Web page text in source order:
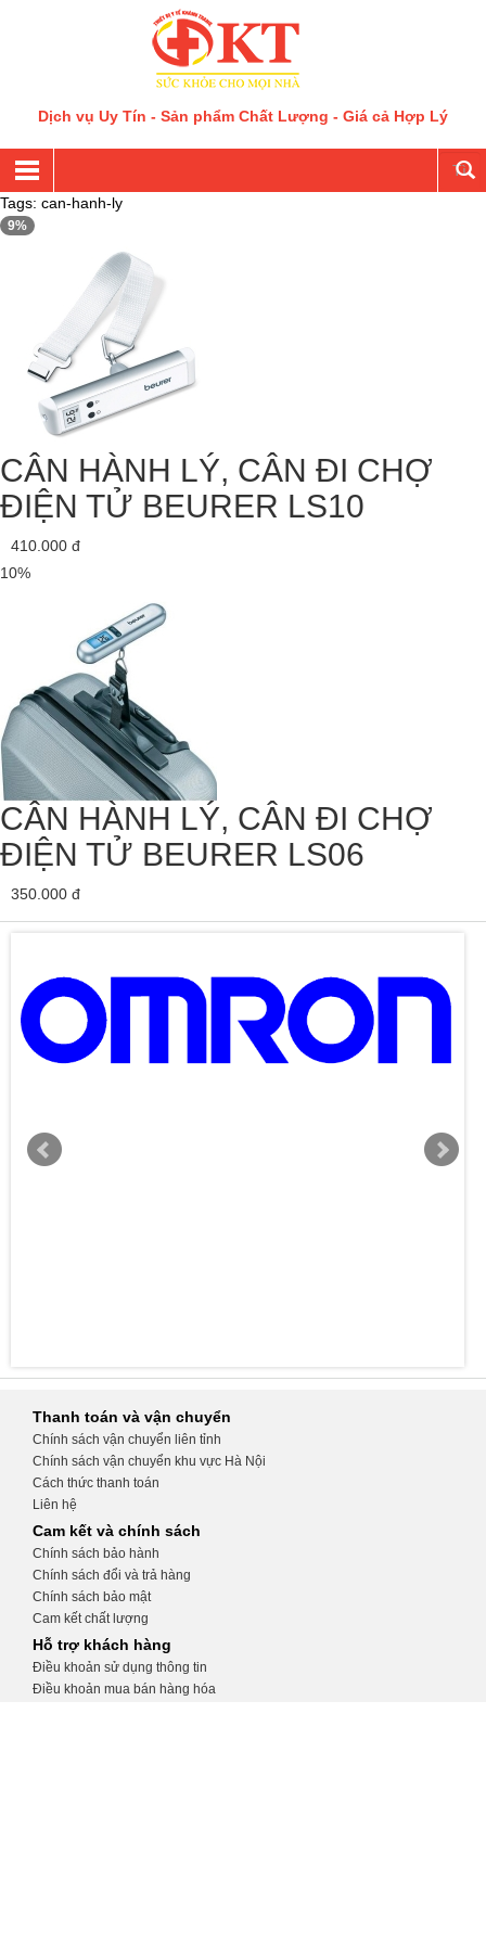
Dịch vụ Uy Tín - Sản phẩm Chất Lượng - Giá cả Hợp Lý
Tags: can-hanh-ly
9%
CÂN HÀNH LÝ, CÂN ĐI CHỢ
ĐIỆN TỬ BEURER LS10
410.000 đ
10%
CÂN HÀNH LÝ, CÂN ĐI CHỢ
ĐIỆN TỬ BEURER LS06
350.000 đ
Thanh toán và vận chuyển
Chính sách vận chuyển liên tỉnh
Chính sách vận chuyển khu vực Hà Nội
Cách thức thanh toán
Liên hệ
Cam kết và chính sách
Chính sách bảo hành
Chính sách đổi và trả hàng
Chính sách bảo mật
Cam kết chất lượng
Hỗ trợ khách hàng
Điều khoản sử dụng thông tin
Điều khoản mua bán hàng hóa